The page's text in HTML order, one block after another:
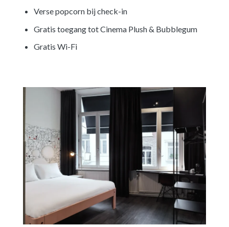
Verse popcorn bij check-in
Gratis toegang tot Cinema Plush & Bubblegum
Gratis Wi-Fi